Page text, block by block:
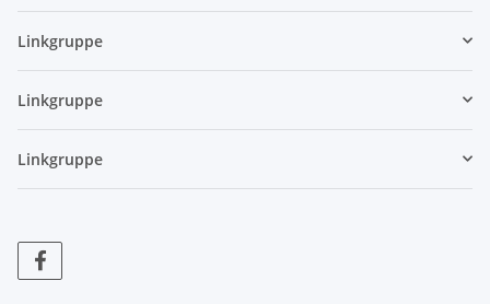
Linkgruppe
Linkgruppe
Linkgruppe